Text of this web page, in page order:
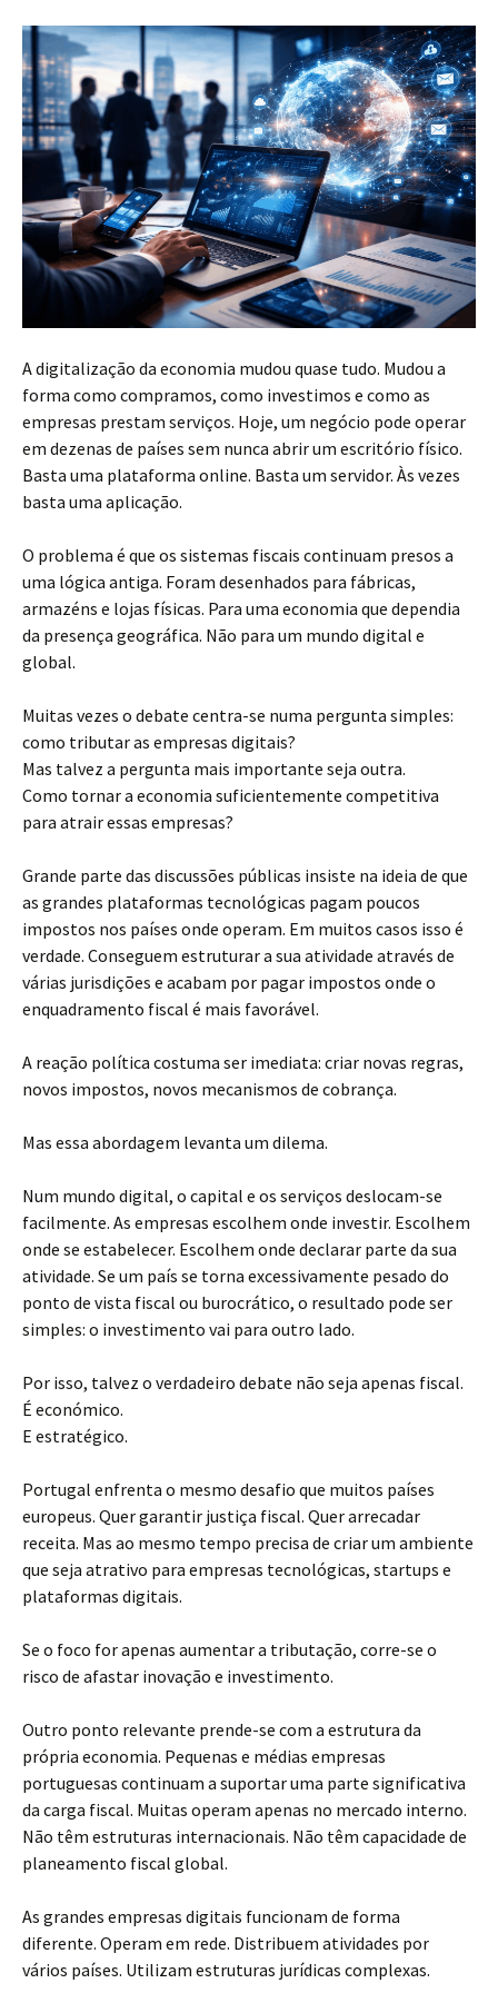
A digitalização da economia mudou quase tudo. Mudou a
forma como compramos, como investimos e como as
empresas prestam serviços. Hoje, um negócio pode operar
em dezenas de países sem nunca abrir um escritório físico.
Basta uma plataforma online. Basta um servidor. Às vezes
basta uma aplicação.
O problema é que os sistemas fiscais continuam presos a
uma lógica antiga. Foram desenhados para fábricas,
armazéns e lojas físicas. Para uma economia que dependia
da presença geográfica. Não para um mundo digital e
global.
Muitas vezes o debate centra-se numa pergunta simples:
como tributar as empresas digitais?
Mas talvez a pergunta mais importante seja outra.
Como tornar a economia suficientemente competitiva
para atrair essas empresas?
Grande parte das discussões públicas insiste na ideia de que
as grandes plataformas tecnológicas pagam poucos
impostos nos países onde operam. Em muitos casos isso é
verdade. Conseguem estruturar a sua atividade através de
várias jurisdições e acabam por pagar impostos onde o
enquadramento fiscal é mais favorável.
A reação política costuma ser imediata: criar novas regras,
novos impostos, novos mecanismos de cobrança.
Mas essa abordagem levanta um dilema.
Num mundo digital, o capital e os serviços deslocam-se
facilmente. As empresas escolhem onde investir. Escolhem
onde se estabelecer. Escolhem onde declarar parte da sua
atividade. Se um país se torna excessivamente pesado do
ponto de vista fiscal ou burocrático, o resultado pode ser
simples: o investimento vai para outro lado.
Por isso, talvez o verdadeiro debate não seja apenas fiscal.
É económico.
E estratégico.
Portugal enfrenta o mesmo desafio que muitos países
europeus. Quer garantir justiça fiscal. Quer arrecadar
receita. Mas ao mesmo tempo precisa de criar um ambiente
que seja atrativo para empresas tecnológicas, startups e
plataformas digitais.
Se o foco for apenas aumentar a tributação, corre-se o
risco de afastar inovação e investimento.
Outro ponto relevante prende-se com a estrutura da
própria economia. Pequenas e médias empresas
portuguesas continuam a suportar uma parte significativa
da carga fiscal. Muitas operam apenas no mercado interno.
Não têm estruturas internacionais. Não têm capacidade de
planeamento fiscal global.
As grandes empresas digitais funcionam de forma
diferente. Operam em rede. Distribuem atividades por
vários países. Utilizam estruturas jurídicas complexas.